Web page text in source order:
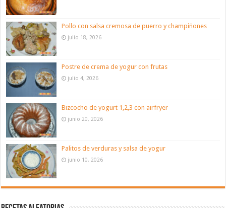
Pollo con salsa cremosa de puerro y champiñones
julio 18, 2026
Postre de crema de yogur con frutas
julio 4, 2026
Bizcocho de yogurt 1,2,3 con airfryer
junio 20, 2026
Palitos de verduras y salsa de yogur
junio 10, 2026